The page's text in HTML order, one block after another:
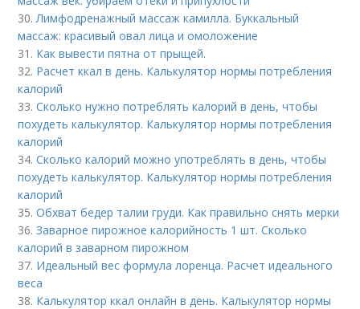
30.Лимфодренажный массаж камилла. Буккальный
массаж: красивый овал лица и омоложение
31. Как вывести пятна от прыщей.
32. Расчет ккал в день. Калькулятор нормы потребления
калорий
33.Сколько нужно потреблять калорий в день, чтобы
похудеть калькулятор. Калькулятор нормы потребления
калорий
34.Сколько калорий можно употреблять в день, чтобы
похудеть калькулятор. Калькулятор нормы потребления
калорий
35.Обхват бедер талии груди. Как правильно снять мерки
36.Заварное пирожное калорийность 1 шт. Сколько
калорий в заварном пирожном
37. Идеальный вес формула лоренца. Расчет идеального
веса
38. Калькулятор ккал онлайн в день. Калькулятор нормы